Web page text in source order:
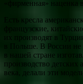
«фирменная» наценка
Есть кресла
французские,
их производят в
в Польше. В России не
в нашей стране
производство детских
века, делали эти